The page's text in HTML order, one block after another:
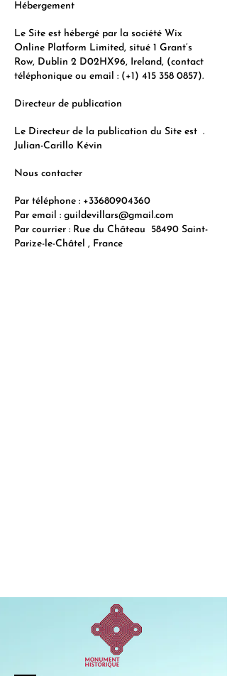
Hébergement
Le Site est hébergé par la société Wix
Online Platform Limited, situé 1 Grant’s
Row, Dublin 2 D02HX96, Ireland, (contact
téléphonique ou email : (+1) 415 358 0857).
Directeur de publication
Le Directeur de la publication du Site est .
Julian-Carillo Kévin
Nous contacter
Par téléphone : +33680904360
Par email : guildevillars@gmail.com
Par courrier : Rue du Château 58490 Saint-
Parize-le-Châtel , France ​​